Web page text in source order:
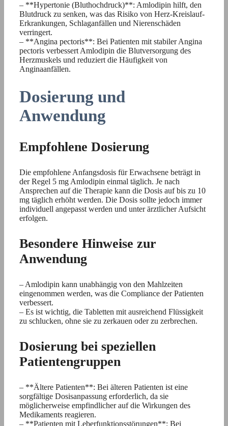
– **Hypertonie (Bluthochdruck)**: Amlodipin hilft, den
Blutdruck zu senken, was das Risiko von Herz-Kreislauf-
Erkrankungen, Schlaganfällen und Nierenschäden
verringert.
– **Angina pectoris**: Bei Patienten mit stabiler Angina
pectoris verbessert Amlodipin die Blutversorgung des
Herzmuskels und reduziert die Häufigkeit von
Anginaanfällen.
Dosierung und
Anwendung
Empfohlene Dosierung
Die empfohlene Anfangsdosis für Erwachsene beträgt in
der Regel 5 mg Amlodipin einmal täglich. Je nach
Ansprechen auf die Therapie kann die Dosis auf bis zu 10
mg täglich erhöht werden. Die Dosis sollte jedoch immer
individuell angepasst werden und unter ärztlicher Aufsicht
erfolgen.
Besondere Hinweise zur
Anwendung
– Amlodipin kann unabhängig von den Mahlzeiten
eingenommen werden, was die Compliance der Patienten
verbessert.
– Es ist wichtig, die Tabletten mit ausreichend Flüssigkeit
zu schlucken, ohne sie zu zerkauen oder zu zerbrechen.
Dosierung bei speziellen
Patientengruppen
– **Ältere Patienten**: Bei älteren Patienten ist eine
sorgfältige Dosisanpassung erforderlich, da sie
möglicherweise empfindlicher auf die Wirkungen des
Medikaments reagieren.
– **Patienten mit Leberfunktionsstörungen**: Bei